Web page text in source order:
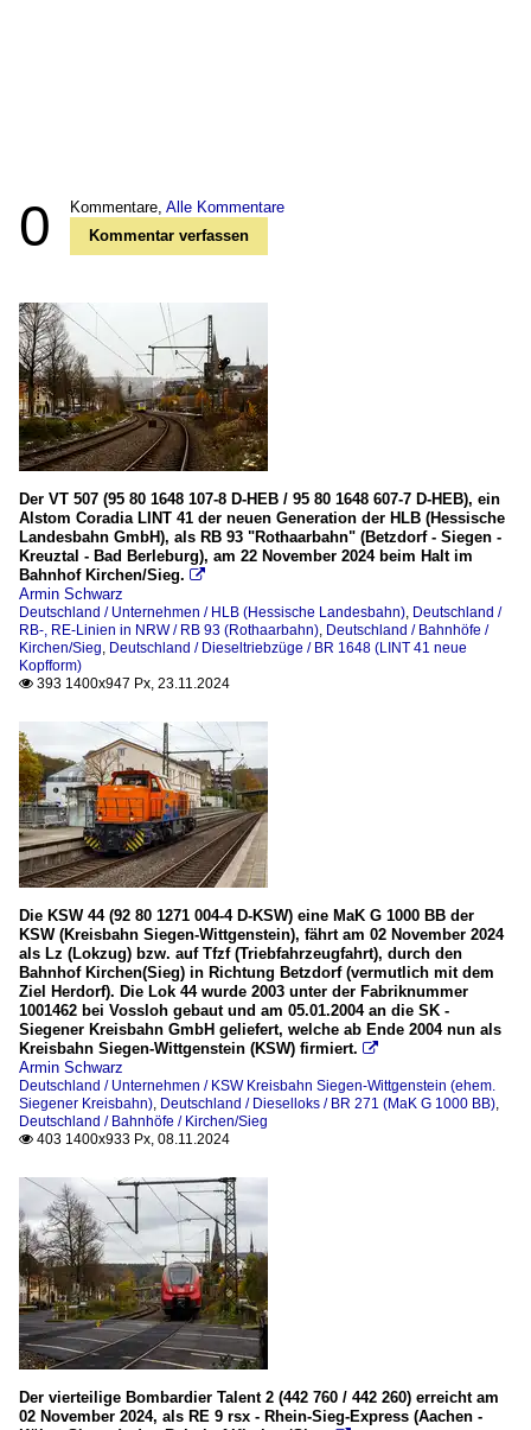
0 Kommentare, Alle Kommentare
Kommentar verfassen
Der VT 507 (95 80 1648 107-8 D-HEB / 95 80 1648 607-7 D-HEB), ein
Alstom Coradia LINT 41 der neuen Generation der HLB (Hessische
Landesbahn GmbH), als RB 93 "Rothaarbahn" (Betzdorf - Siegen -
Kreuztal - Bad Berleburg), am 22 November 2024 beim Halt im
Bahnhof Kirchen/Sieg. 
Armin Schwarz
Deutschland / Unternehmen / HLB (Hessische Landesbahn) Deutschland /
RB-, RE-Linien in NRW / RB 93 (Rothaarbahn) Deutschland / Bahnhöfe /
Kirchen/Sieg Deutschland / Dieseltriebzüge / BR 1648 (LINT 41 neue
Kopfform)
 393 1400x947 Px, 23.11.2024
Die KSW 44 (92 80 1271 004-4 D-KSW) eine MaK G 1000 BB der
KSW (Kreisbahn Siegen-Wittgenstein), fährt am 02 November 2024
als Lz (Lokzug) bzw. auf Tfzf (Triebfahrzeugfahrt), durch den
Bahnhof Kirchen(Sieg) in Richtung Betzdorf (vermutlich mit dem
Ziel Herdorf). Die Lok 44 wurde 2003 unter der Fabriknummer
1001462 bei Vossloh gebaut und am 05.01.2004 an die SK -
Siegener Kreisbahn GmbH geliefert, welche ab Ende 2004 nun als
Kreisbahn Siegen-Wittgenstein (KSW) firmiert. 
Armin Schwarz
Deutschland / Unternehmen / KSW Kreisbahn Siegen-Wittgenstein (ehem.
Siegener Kreisbahn) Deutschland / Dieselloks / BR 271 (MaK G 1000 BB)
Deutschland / Bahnhöfe / Kirchen/Sieg
 403 1400x933 Px, 08.11.2024
Der vierteilige Bombardier Talent 2 (442 760 / 442 260) erreicht am
02 November 2024, als RE 9 rsx - Rhein-Sieg-Express (Aachen -